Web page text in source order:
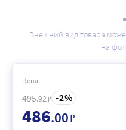
Внешний вид товара
на
Цена:
495.92 ₽ 2
486.00₽